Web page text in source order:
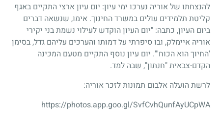
להנצחתו של אוריה נערכו ימי עיון: יום עיון ארצי התקיים באגף
קליטת תלמידים עולים במשרד החינוך. אימו, שנשאה דברים
ביום העיון, כתבה: "יום העיון הוקדש לעילוי נשמת בני יקירי
אוריה איימלק, ובו סיפרתי על דמותו והערכים עליהם גדל, בסימן
'החיוך הוא הכוח'". יום עיון נוסף התקיים מטעם המכינה
הקדם-צבאית "חנתון", שבה למד.
לרשת הועלה אלבום תמונות לזכר אוריה:
https://photos.app.goo.gl/SvfCvhQunfAyUCpWA